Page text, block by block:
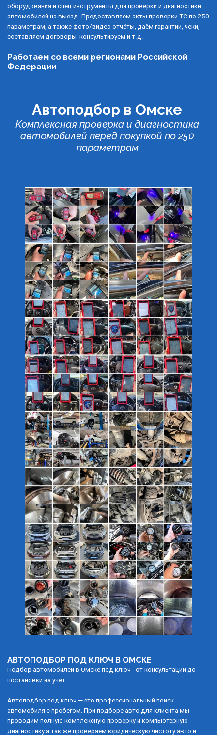
оборудования и спец инструменты для проверки и диагностики
автомобилей на выезд. Предоставляем акты проверки ТС по 250
параметрам, а также фото/видео отчёты, даём гарантии, чеки,
составляем договоры, консультируем и т.д.
Работаем со всеми регионами Российской
Федерации
Автоподбор в Омске
Комплексная проверка и диагностика
автомобилей перед покупкой по 250
параметрам
АВТОПОДБОР ПОД КЛЮЧ В ОМСКЕ
Подбор автомобилей в Омске под ключ - от консультации до
постановки на учёт.
Автоподбор под ключ — это профессиональный поиск
автомобиля с пробегом. При подборе авто для клиента мы
проводим полную комплексную проверку и компьютерную
диагностику а так же проверяем юридическую чистоту авто и